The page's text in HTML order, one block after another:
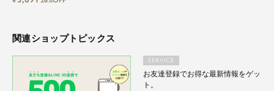
関連ショップトピックス
SERVICE
お友達登録でお得な最新情報をゲッ
ト。